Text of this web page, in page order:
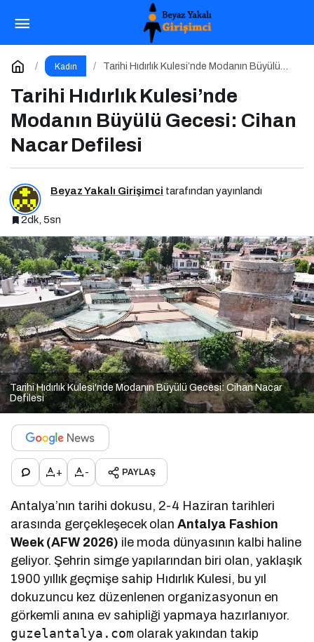
Kadın
Tarihi Hıdırlık Kulesi’nde Modanın Büyülü
Tarihi Hıdırlık Kulesi’nde
Modanın Büyülü Gecesi: Cihan
Nacar Defilesi
Beyaz Yakalı Girişimci tarafından yayınlandı
2dk, 5sn
Tarihi Hıdırlık Kulesi'nde Modanın Büyülü Gecesi: Cihan Nacar
Defilesi
+ - PAYLAŞ
Antalya’nın tarihi dokusu, 2-4 Haziran tarihleri
arasında gerçekleşecek olanAntalya Fashion
Week (AFW 2026) ile moda dünyasının kalbi haline
geliyor. Şehrin simge yapılarından biri olan, yaklaşık
1900 yıllık geçmişe sahip Hıdırlık Kulesi, bu yıl
dokuzuncu kez düzenlenen organizasyonun en
görkemli anına ev sahipliği yapmaya hazırlanıyor.
guzelantalya.com olarak yakından takip
Tuvalet Eğitiminde “Doğru Zaman” Nasıl
Anlaşılır?
Yorum Yap